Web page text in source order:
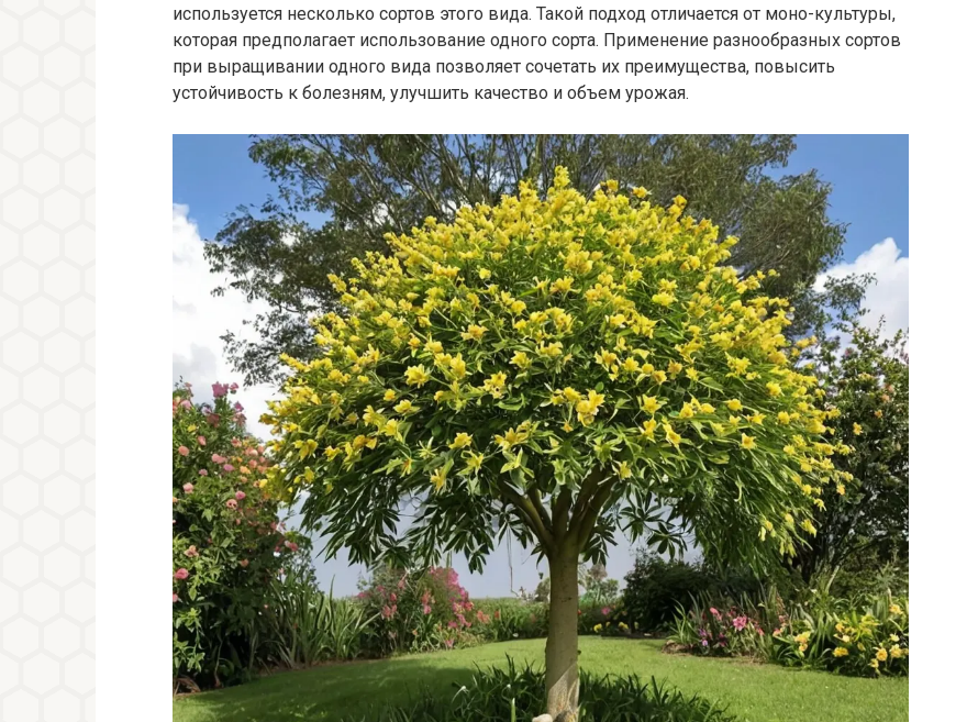
используется несколько сортов этого вида. Такой подход отличается от моно-культуры,
которая предполагает использование одного сорта. Применение разнообразных сортов
при выращивании одного вида позволяет сочетать их преимущества, повысить
устойчивость к болезням, улучшить качество и объем урожая.